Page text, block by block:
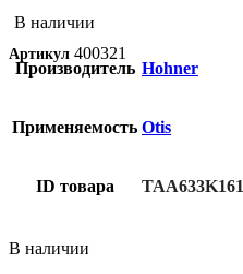
В наличии
Артикул 400321
Производитель Hohner
Применяемость Otis
ID товара TAA633K161
В наличии